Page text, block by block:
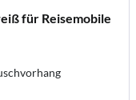
für Reisemobile